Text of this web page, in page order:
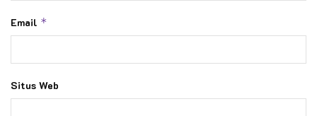
Email *
Situs Web